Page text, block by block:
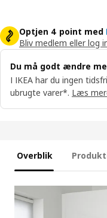
Optjen 4 point med
Bliv medlem eller log
Du må godt ændre
I IKEA har du ingen
ubrugte varer*. Læs
Overblik